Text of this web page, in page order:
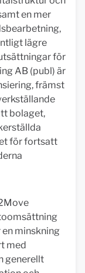
en mer
lägre
för
AB (publ) är
främst
bolaget,
för fortsatt
minskning
med
generellt